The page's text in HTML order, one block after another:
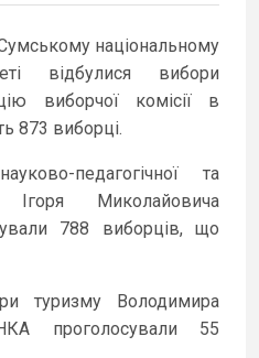
національному
відбулися вибори
виборчої комісії в
873 виборці.
педагогічної та
Ігоря Миколайовича
788 виборців, що
туризму Володимира
проголосували 55